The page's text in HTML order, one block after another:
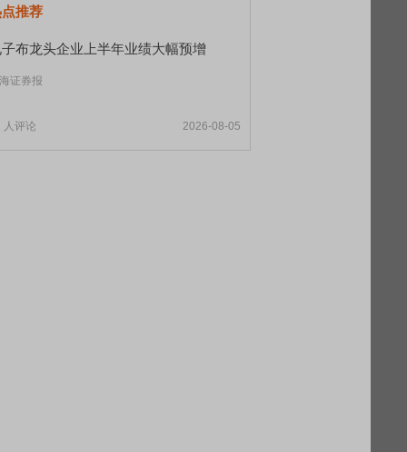
推荐
布龙头企业上半年业绩大幅预增
证券报
人评论 2026-08-05